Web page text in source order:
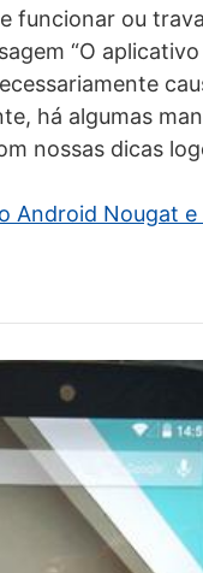
funcionar ou
“O
há algumas
nossas dicas
Android Nougat